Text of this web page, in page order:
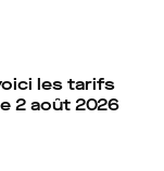
les tarifs
2 août 2026